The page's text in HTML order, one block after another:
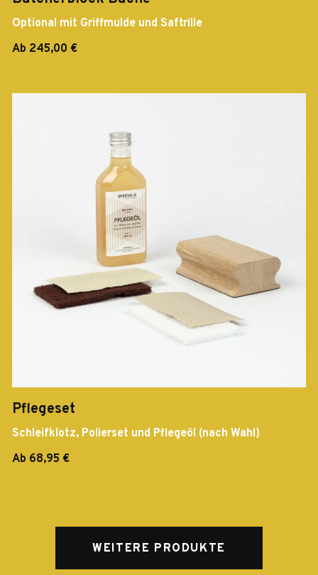
Optional mit Griffmulde und Saftrille
Ab 245,00 €
Pflegeset
Schleifklotz, Polierset und Pflegeöl (nach Wahl)
Ab 68,95 €
WEITERE PRODUKTE